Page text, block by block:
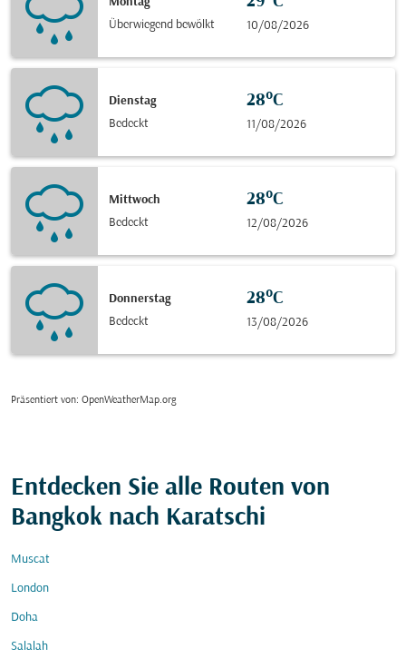
Überwiegend bewölkt
10/08/2026
Dienstag
Bedeckt
28°C
11/08/2026
Mittwoch
Bedeckt
28°C
12/08/2026
Donnerstag
Bedeckt
28°C
13/08/2026
Präsentiert von: OpenWeatherMap.org
Entdecken Sie alle Routen von
Bangkok nach Karatschi
Muscat
London
Doha
Salalah